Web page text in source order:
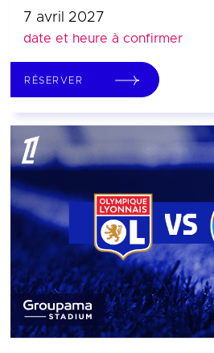
7 avril 2027
date et heure à confirmer
RÉSERVER